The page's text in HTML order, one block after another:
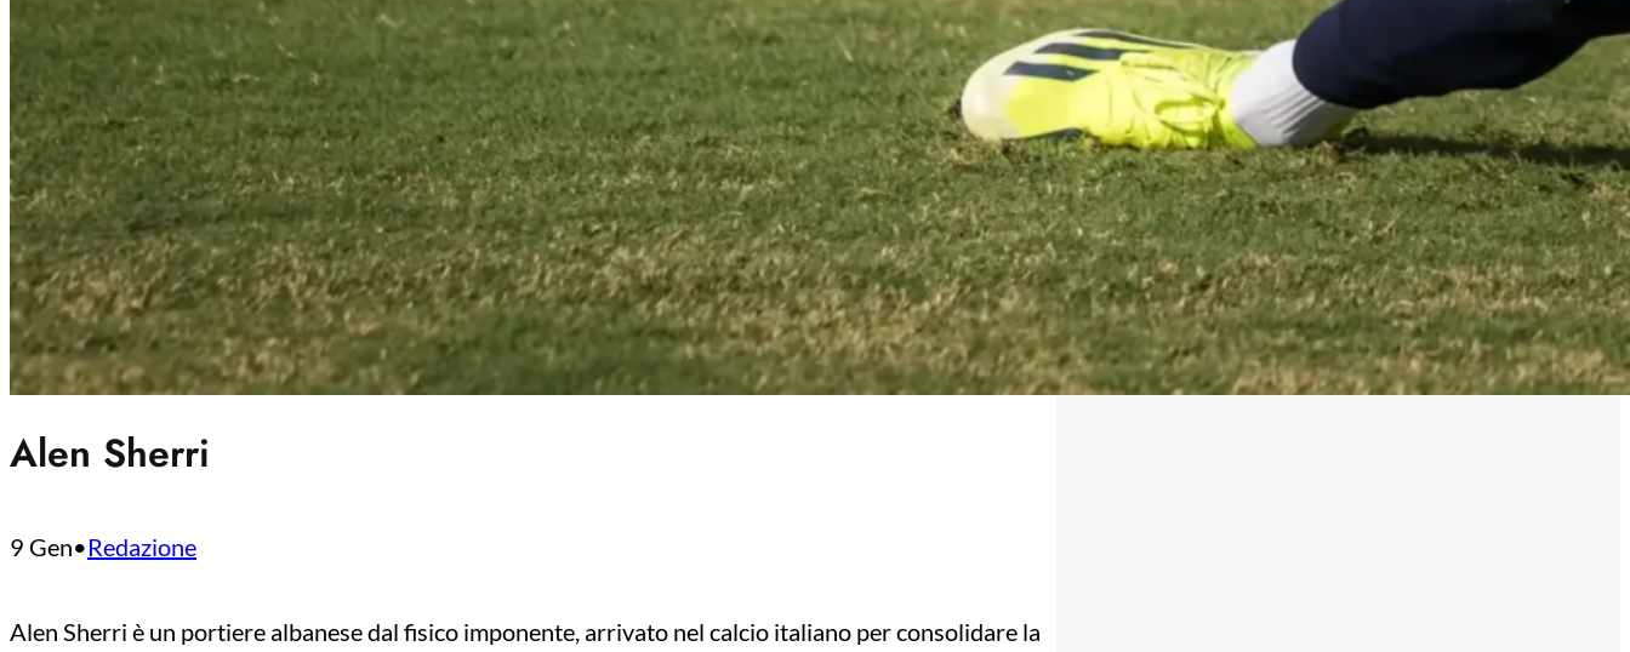
Alen Sherri
9 Gen•Redazione
Alen Sherri è un portiere albanese dal fisico imponente, arrivato nel calcio italiano per consolidare la